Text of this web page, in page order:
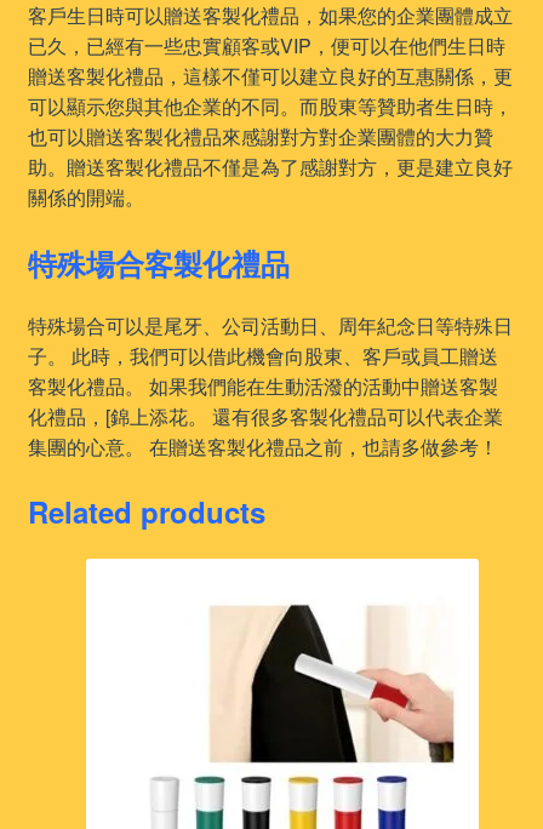
客戶生日時可以贈送客製化禮品，如果您的企業團體成立
已久，已經有一些忠實顧客或VIP，便可以在他們生日時
贈送客製化禮品，這樣不僅可以建立良好的互惠關係，更
可以顯示您與其他企業的不同。而股東等贊助者生日時，
也可以贈送客製化禮品來感謝對方對企業團體的大力贊
助。贈送客製化禮品不僅是為了感謝對方，更是建立良好
關係的開端。
特殊場合客製化禮品
特殊場合可以是尾牙、公司活動日、周年紀念日等特殊日
子。 此時，我們可以借此機會向股東、客戶或員工贈送
客製化禮品。 如果我們能在生動活潑的活動中贈送客製
化禮品，[錦上添花。 還有很多客製化禮品可以代表企業
集團的心意。 在贈送客製化禮品之前，也請多做參考！
Related products